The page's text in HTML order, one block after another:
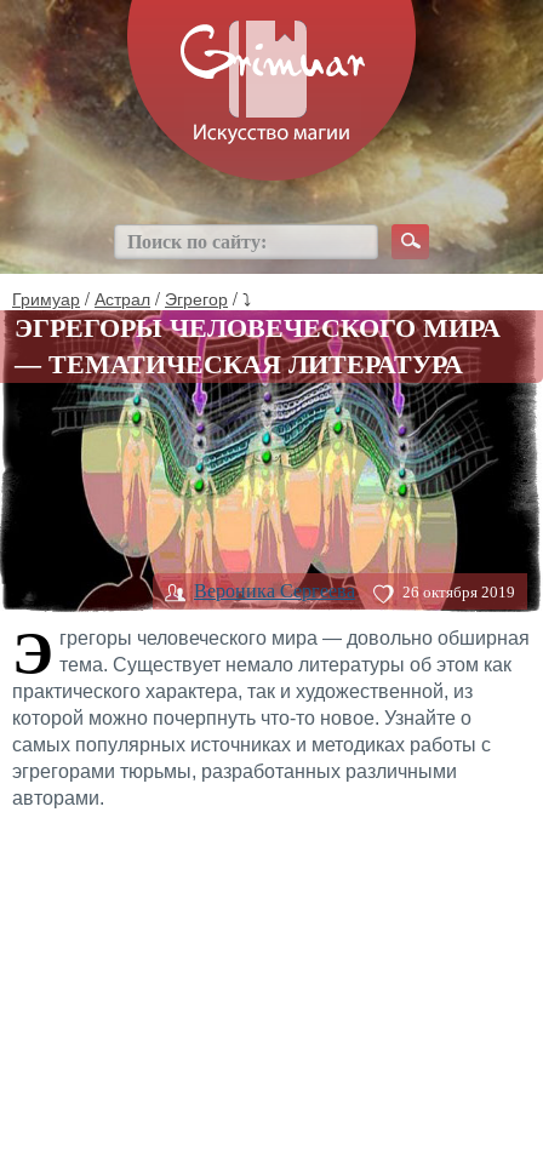
Гримуар / Астрал / Эгрегор / ⤵
ЭГРЕГОРЫ ЧЕЛОВЕЧЕСКОГО МИРА
— ТЕМАТИЧЕСКАЯ ЛИТЕРАТУРА
Вероника Сергеева 26 октября 2019
Э грегоры человеческого мира — довольно обширная
тема. Существует немало литературы об этом как
практического характера, так и художественной, из
которой можно почерпнуть что-то новое. Узнайте о
самых популярных источниках и методиках работы с
эгрегорами тюрьмы, разработанных различными
авторами.